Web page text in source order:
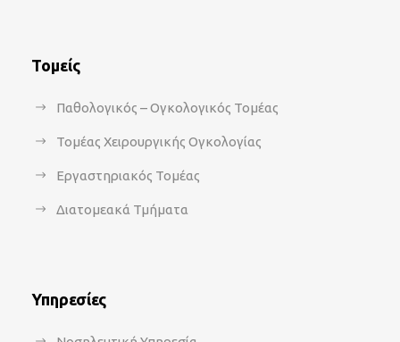
Τομείς
Παθολογικός – Ογκολογικός Τομέας
Τομέας Χειρουργικής Ογκολογίας
Εργαστηριακός Τομέας
Διατομεακά Τμήματα
Υπηρεσίες